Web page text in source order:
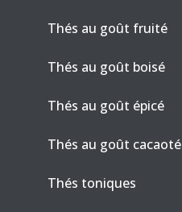
Thés au goût fruité
Thés au goût boisé
Thés au goût épicé
Thés au goût cacaoté
Thés toniques